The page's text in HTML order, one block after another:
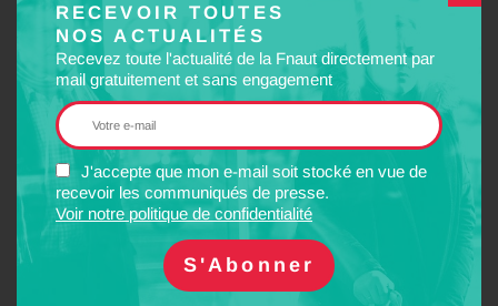
RECEVOIR TOUTES
NOS ACTUALITÉS
Recevez toute l'actualité de la Fnaut directement par
mail gratuitement et sans engagement
J'accepte que mon e-mail soit stocké en vue de
recevoir les communiqués de presse.
Voir notre politique de confidentialité
Contacts presse :
Fabrice Michel, porte-parole de la Fnaut : 01 43 35 35 75
Jean Lenoir, vice-président de la Fnaut : 06 19 09 78 89
PARTAGER
Facebook
TwitterLinkedIn
Email
CATÉGORIES